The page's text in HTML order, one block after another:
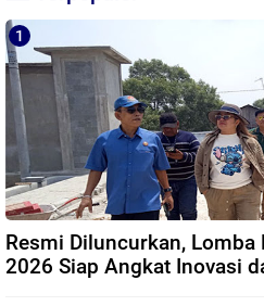
Resmi Diluncurkan,
2026 Siap Angkat Inovasi